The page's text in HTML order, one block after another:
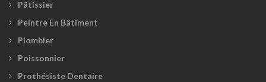
Pâtissier
Peintre En Bâtiment
Plombier
Poissonnier
Prothésiste Dentaire